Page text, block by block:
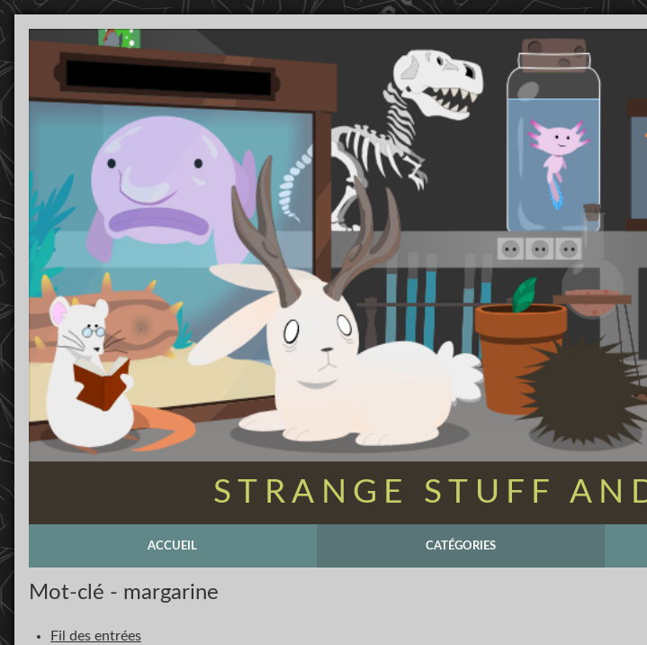
STRANGE STUFF
ACCUEIL CATÉGORIES
Mot-clé - margarine
Fil des entrées